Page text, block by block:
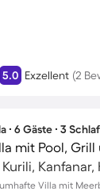
5.0 Exzellent (2
∙ 6 Gäste ∙ 3
mit Pool,
Kurili, Kanfanar,
Villa mit